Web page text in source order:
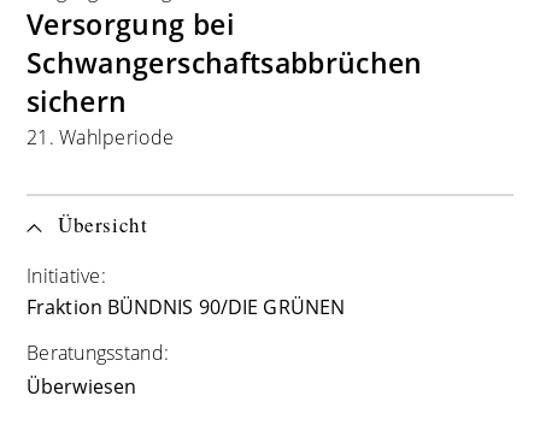
Versorgung bei
Schwangerschaftsabbrüchen
sichern
21. Wahlperiode
Übersicht
Initiative:
Fraktion BÜNDNIS 90/DIE GRÜNEN
Beratungsstand:
Überwiesen